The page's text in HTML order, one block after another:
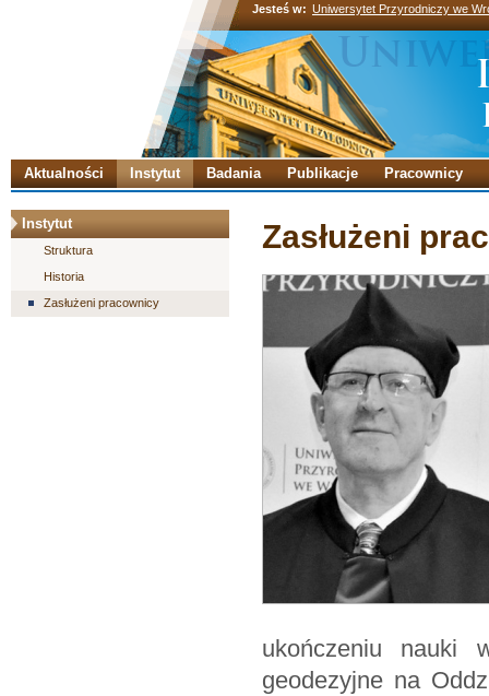
Jesteś w: Uniwersytet Przyrodniczy we
Aktualności Instytut Badania Publikacje Pracownicy
Instytut
Struktura
Historia
Zasłużeni pracownicy
Zasłużeni
ukończeniu nauki
geodezyjne na